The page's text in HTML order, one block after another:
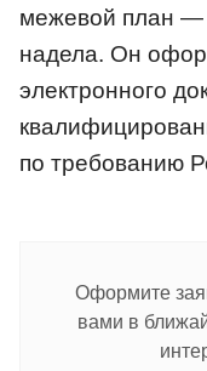
межевой план —
надела. Он
электронного
по требованию
Оформите
вами в